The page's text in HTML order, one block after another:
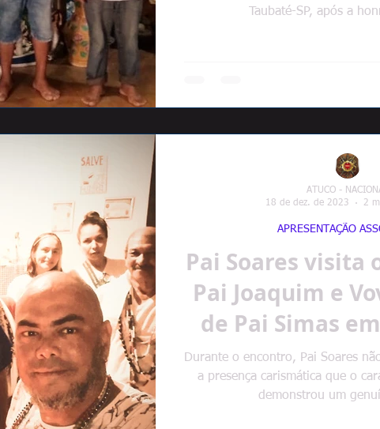
Taubaté-SP, após a
Pai Soares visita
Pai Joaquim e
de Pai Simas em Lavrinhas
SP..
Durante o encontro, Pai Soares
a presença carismática que o
APRESENTAÇÃO
ATUCO -
18 de dez. de 2023
2